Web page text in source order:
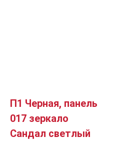
П1 Черная, панель
017 зеркало
Сандал светлый